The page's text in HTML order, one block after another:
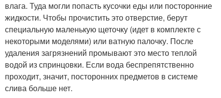
влага. Туда могли попасть кусочки еды или посторонние
жидкости. Чтобы прочистить это отверстие, берут
специальную маленькую щеточку (идет в комплекте с
некоторыми моделями) или ватную палочку. После
удаления загрязнений промывают это место теплой
водой из спринцовки. Если вода беспрепятственно
проходит, значит, посторонних предметов в системе
слива больше нет.